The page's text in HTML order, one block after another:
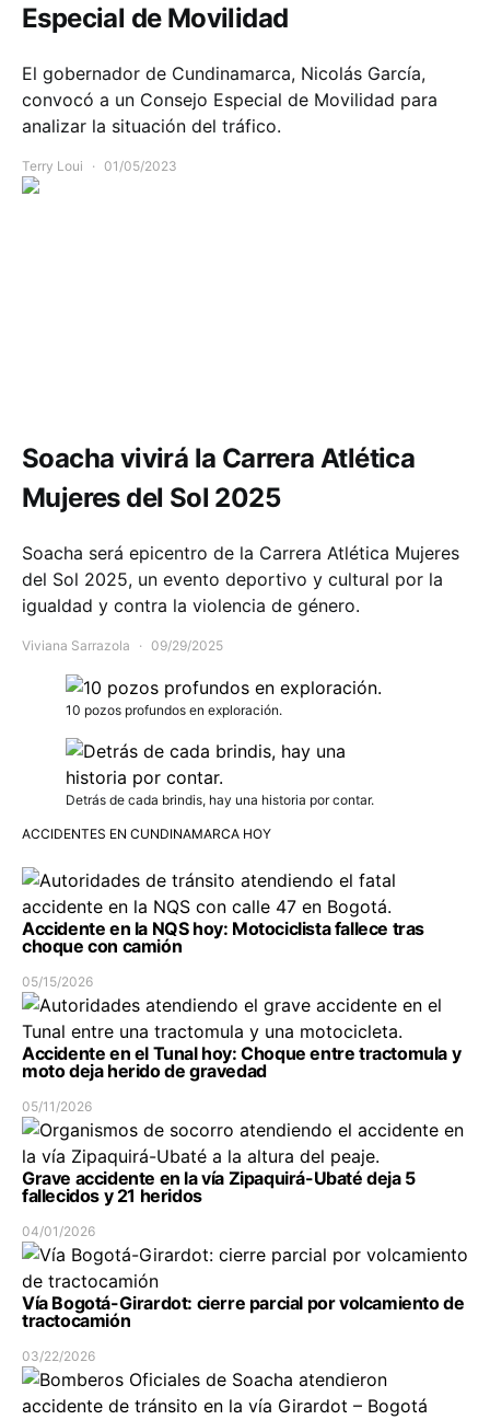
Especial de Movilidad
El gobernador de Cundinamarca, Nicolás García,
convocó a un Consejo Especial de Movilidad para
analizar la situación del tráfico.
Terry Loui 01/05/2023
Soacha vivirá la Carrera Atlética
Mujeres del Sol 2025
Soacha será epicentro de la Carrera Atlética Mujeres
del Sol 2025, un evento deportivo y cultural por la
igualdad y contra la violencia de género.
Viviana Sarrazola 09/29/2025
10 pozos profundos en exploración.
Detrás de cada brindis, hay una historia por contar.
ACCIDENTES EN CUNDINAMARCA HOY
Accidente en la NQS hoy: Motociclista fallece tras
choque con camión
05/15/2026
Accidente en el Tunal hoy: Choque entre tractomula y
moto deja herido de gravedad
05/11/2026
Grave accidente en la vía Zipaquirá-Ubaté deja 5
fallecidos y 21 heridos
04/01/2026
Vía Bogotá-Girardot: cierre parcial por volcamiento de
tractocamión
03/22/2026